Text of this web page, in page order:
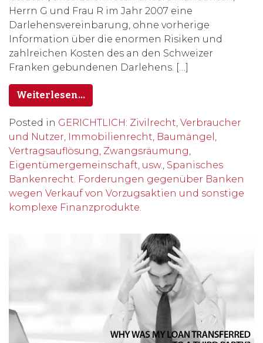
Herrn G und Frau R im Jahr 2007 eine
Darlehensvereinbarung, ohne vorherige
Information über die enormen Risiken und
zahlreichen Kosten des an den Schweizer
Franken gebundenen Darlehens. […]
Weiterlesen…
Posted in GERICHTLICH: Zivilrecht, Verbraucher
und Nutzer, Immobilienrecht, Baumängel,
Vertragsauflösung, Zwangsräumung,
Eigentümergemeinschaft, usw. Spanisches
Bankenrecht. Forderungen gegenüber Banken
wegen Verkauf von Vorzugsaktien und sonstige
komplexe Finanzprodukte.